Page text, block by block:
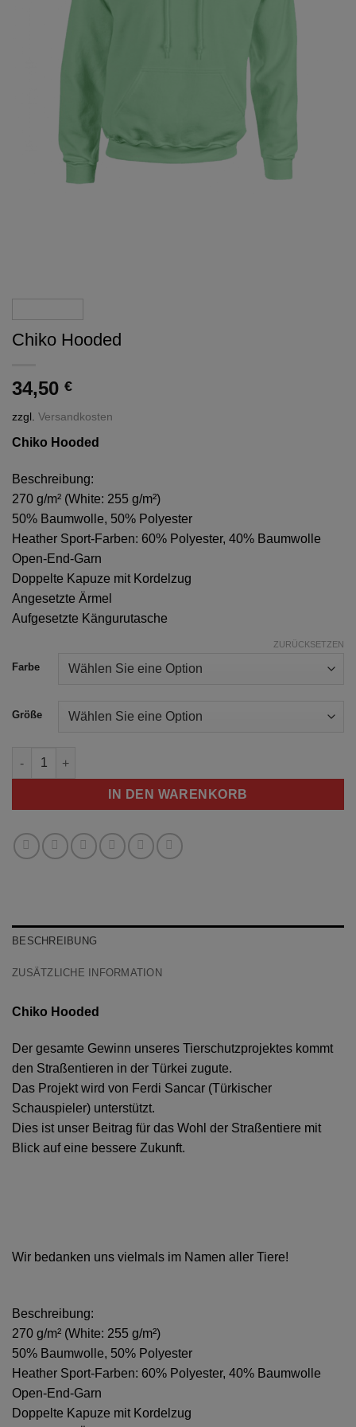
Chiko Hooded
34,50 €
zzgl. Versandkosten
Chiko Hooded
Beschreibung:
270 g/m² (White: 255 g/m²)
50% Baumwolle, 50% Polyester
Heather Sport-Farben: 60% Polyester, 40% Baumwolle
Open-End-Garn
Doppelte Kapuze mit Kordelzug
Angesetzte Ärmel
Aufgesetzte Kängurutasche
Farbe
Größe
ZURÜCKSETZEN
Chiko Hooded Menge
IN DEN WARENKORB
BESCHREIBUNG
ZUSÄTZLICHE INFORMATION
Chiko Hooded
Der gesamte Gewinn unseres Tierschutzprojektes kommt
den Straßentieren in der Türkei zugute.
Das Projekt wird von Ferdi Sancar (Türkischer
Schauspieler) unterstützt.
Dies ist unser Beitrag für das Wohl der Straßentiere mit
Blick auf eine bessere Zukunft.
Wir bedanken uns vielmals im Namen aller Tiere!
Beschreibung:
270 g/m² (White: 255 g/m²)
50% Baumwolle, 50% Polyester
Heather Sport-Farben: 60% Polyester, 40% Baumwolle
Open-End-Garn
Doppelte Kapuze mit Kordelzug